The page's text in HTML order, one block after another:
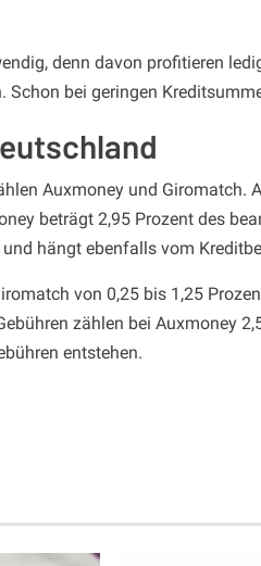
denn davon profitieren
Schon bei geringen
Auxmoney und
beträgt 2,95 Prozent des
hängt ebenfalls vom
von 0,25 bis 1,25
zählen bei Auxmoney
entstehen.